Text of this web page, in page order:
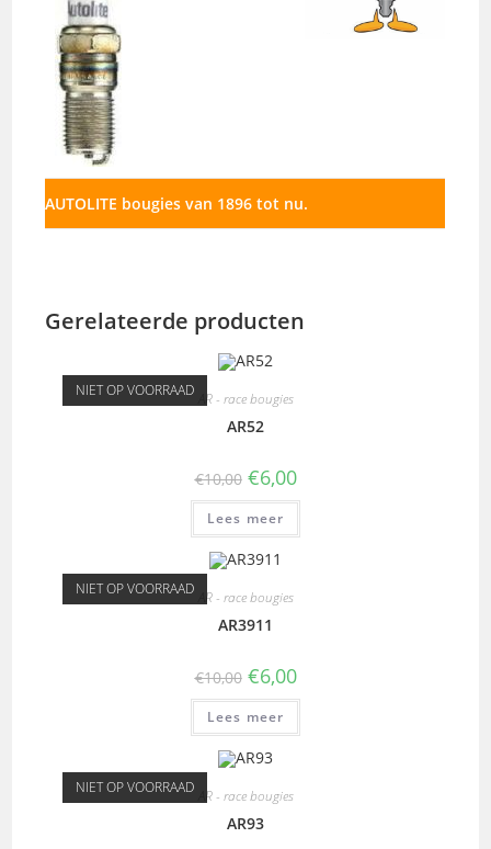
AUTOLITE bougies van 1896 tot nu.
Gerelateerde producten
NIET OP VOORRAAD AR - race bougies
AR52
€10,00 €6,00
Lees meer
NIET OP VOORRAAD AR - race bougies
AR3911
€10,00 €6,00
Lees meer
NIET OP VOORRAAD AR - race bougies
AR93